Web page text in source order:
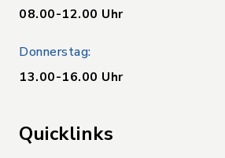
08.00-12.00 Uhr
Donnerstag:
13.00-16.00 Uhr
Quicklinks